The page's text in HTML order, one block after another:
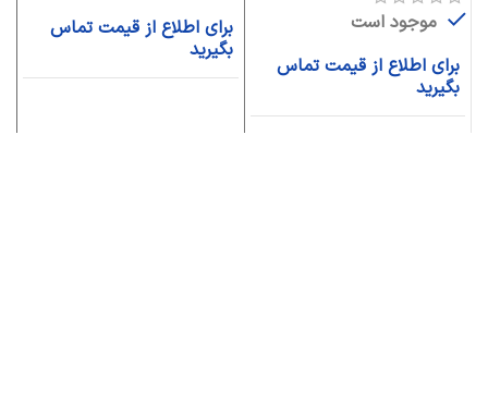
موجود است
برای اطلاع از قیمت تماس
بگیرید
برای اطلاع از قیمت تماس
بگیرید